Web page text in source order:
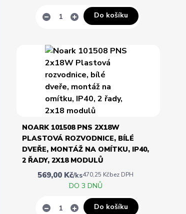
Do košíku
NOARK 101508 PNS 2X18W
PLASTOVÁ ROZVODNICE, BÍLÉ
DVEŘE, MONTÁŽ NA OMÍTKU, IP40,
2 ŘADY, 2X18 MODULŮ
569,00 Kč/ks470,25 Kčbez DPH
DO 3 DNŮ
Do košíku